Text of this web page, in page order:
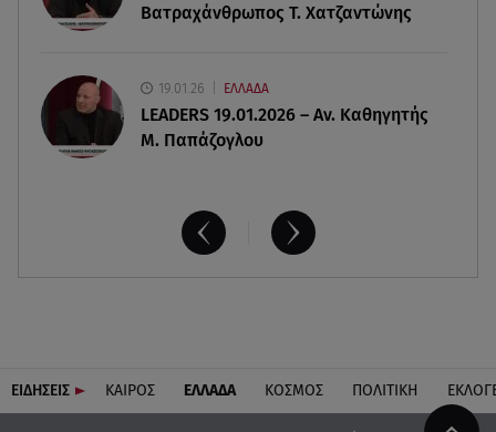
Βατραχάνθρωπος Τ. Χατζαντώνης
19.01.26 ΕΛΛΑΔΑ
LEADERS 19.01.2026 – Αν. Καθηγητής
Μ. Παπάζογλου
ΕΙΔΗΣΕΙΣ ΚΑΙΡΟΣ ΕΛΛΑΔΑ ΚΟΣΜΟΣ ΠΟΛΙΤΙΚΗ